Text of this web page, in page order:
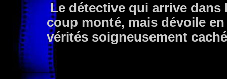
Le détective qui arrive
coup monté, mais dévoile
vérités soigneusement